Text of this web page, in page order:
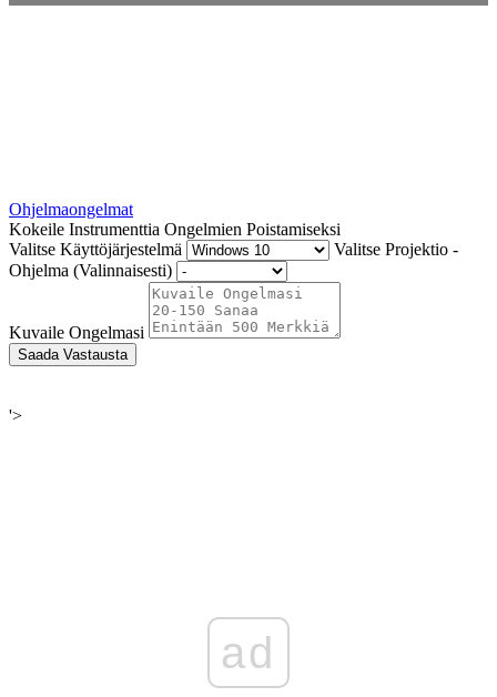
Ohjelmaongelmat
Kokeile Instrumenttia Ongelmien Poistamiseksi
Valitse Käyttöjärjestelmä
Valitse Projektio -
Ohjelma (Valinnaisesti)
Kuvaile Ongelmasi
Saada Vastausta
'>
ad